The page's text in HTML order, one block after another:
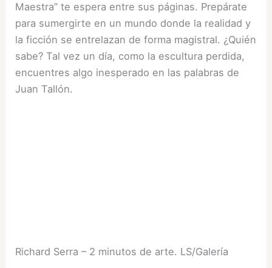
Maestra” te espera entre sus páginas. Prepárate
para sumergirte en un mundo donde la realidad y
la ficción se entrelazan de forma magistral. ¿Quién
sabe? Tal vez un día, como la escultura perdida,
encuentres algo inesperado en las palabras de
Juan Tallón.
Richard Serra – 2 minutos de arte. LS/Galería